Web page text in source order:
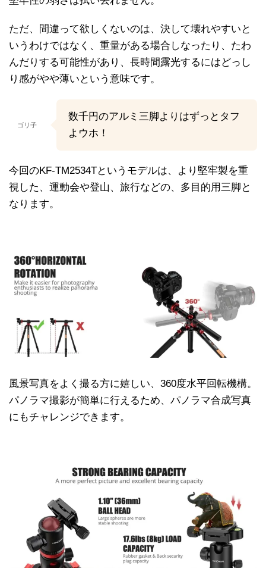
ただ、間違って欲しくないのは、決して壊れやすいと
いうわけではなく、重量がある場合しなったり、たわ
んだりする可能性があり、長時間露光するにはどっし
り感がやや薄いという意味です。
ゴリ子
数千円のアルミ三脚よりはずっとタフ
よウホ！
今回のKF-TM2534Tというモデルは、より堅牢製を重
視した、運動会や登山、旅行などの、多目的用三脚と
なります。
風景写真をよく撮る方に嬉しい、360度水平回転機構。
パノラマ撮影が簡単に行えるため、パノラマ合成写真
にもチャレンジできます。